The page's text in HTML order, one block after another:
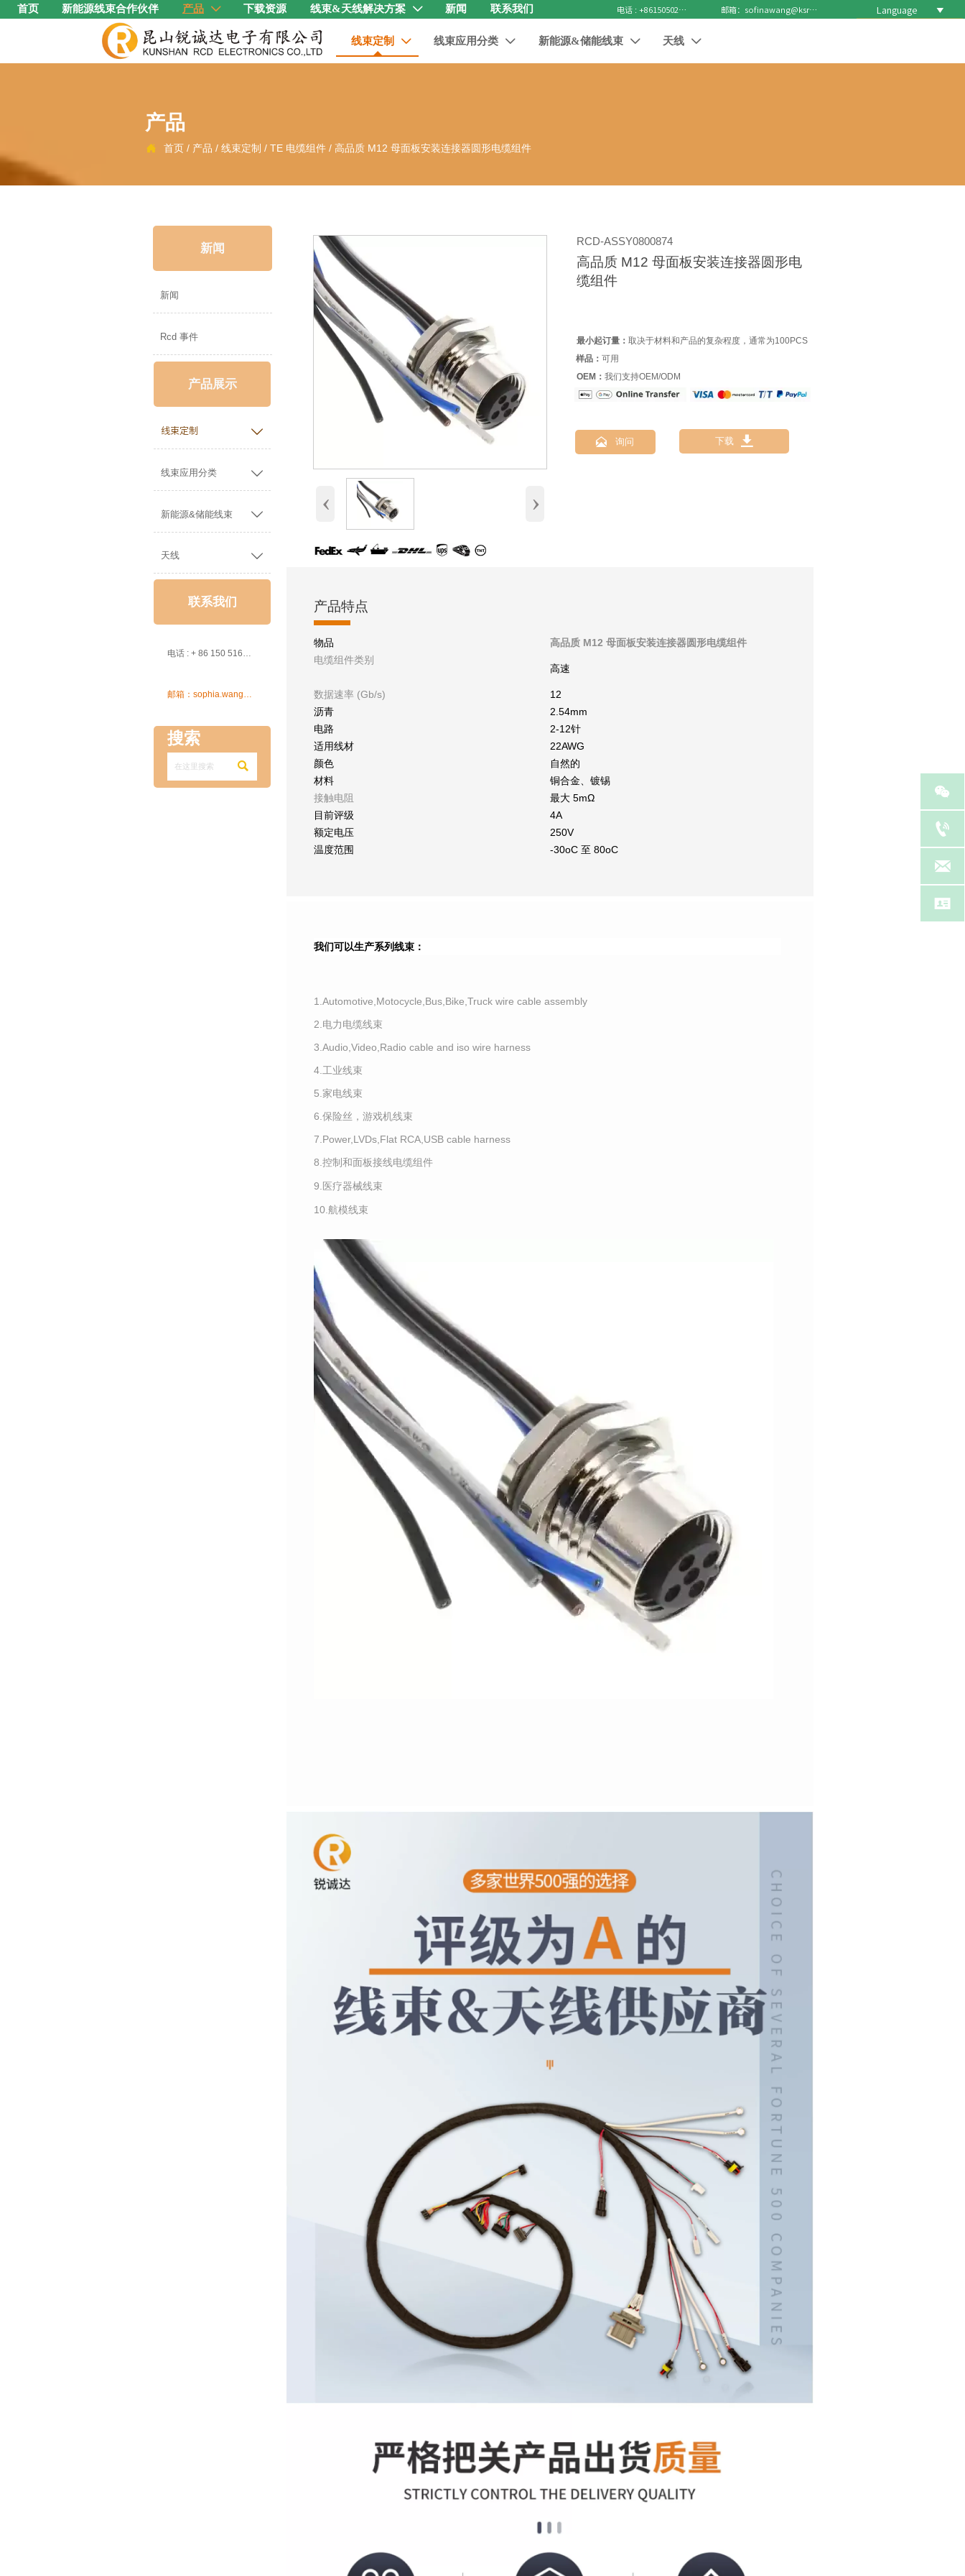
首页 新能源线束合作伙伴 产品  下载资源 线束&天线解决方案  新闻 联系我们 电话 : +8615050271688 邮箱：sofinawang@ksrcd.com Language 
线束定制  线束应用分类  新能源&储能线束  天线 
产品
 首页 / 产品 /线束定制 /TE 电缆组件 /高品质 M12 母面板安装连接器圆形电缆组件
新闻
新闻
Rcd 事件
产品展示
线束定制 
线束应用分类 
新能源&储能线束 
天线 
联系我们
电话 : + 86 150 5162 5639

搜索

‹ ›
RCD-ASSY0800874
高品质 M12 母面板安装连接器圆形电
缆组件
最小起订量： 取决于材料和产品的复杂程度，通常为100PCS
样品：可用
OEM： 我们支持OEM/ODM
 询问 下载 
产品特点
物品
高品质 M12 母面板安装连接器圆形电缆组件
电缆组件类别
高速
数据速率 (Gb/s)
12
沥青
2.54mm
电路
2-12针
适用线材
22AWG
颜色
自然的
材料
铜合金、镀锡
接触电阻
最大 5mΩ
目前评级
4A
额定电压
250V
温度范围
-30oC 至 80oC
我们可以生产系列线束：
1.Automotive,Motocycle,Bus,Bike,Truck wire cable assembly
2.电力电缆线束
3.Audio,Video,Radio cable and iso wire harness
4.工业线束
5.家电线束
6.保险丝，游戏机线束
7.Power,LVDs,Flat RCA,USB cable harness
8.控制和面板接线电缆组件
9.医疗器械线束
10.航模线束



